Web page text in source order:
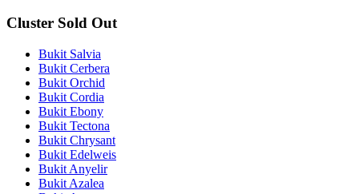
Cluster Sold Out
Bukit Salvia
Bukit Cerbera
Bukit Orchid
Bukit Cordia
Bukit Ebony
Bukit Tectona
Bukit Chrysant
Bukit Edelweis
Bukit Anyelir
Bukit Azalea